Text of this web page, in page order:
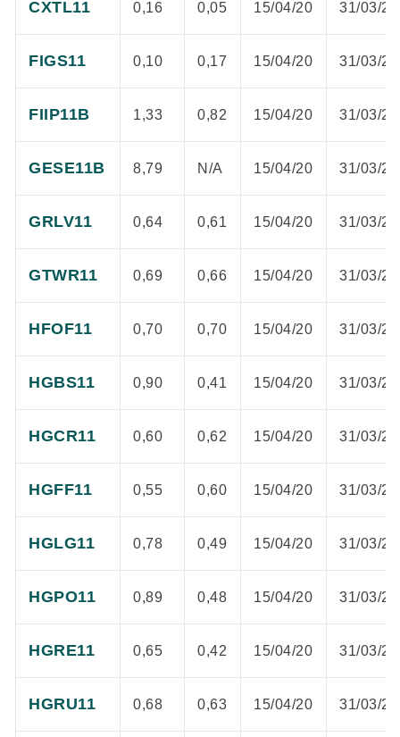
CXTL11 0,16 0,05 15/04/20 31/03/20
FIGS11 0,10 0,17 15/04/20 31/03/20
FIIP11B 1,33 0,82 15/04/20 31/03/20
GESE11B 8,79 N/A 15/04/20 31/03/20
GRLV11 0,64 0,61 15/04/20 31/03/20
GTWR11 0,69 0,66 15/04/20 31/03/20
HFOF11 0,70 0,70 15/04/20 31/03/20
HGBS11 0,90 0,41 15/04/20 31/03/20
HGCR11 0,60 0,62 15/04/20 31/03/20
HGFF11 0,55 0,60 15/04/20 31/03/20
HGLG11 0,78 0,49 15/04/20 31/03/20
HGPO11 0,89 0,48 15/04/20 31/03/20
HGRE11 0,65 0,42 15/04/20 31/03/20
HGRU11 0,68 0,63 15/04/20 31/03/20